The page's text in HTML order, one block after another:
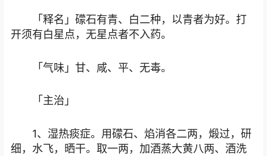
「释名」礞石有青、白二种，以青者为好。打
开须有白星点，无星点者不入药。
「气味」甘、咸、平、无毒。
「主治」
1、湿热痰症。用礞石、焰消各二两，煅过，研
细，水飞，晒干。取一两，加酒蒸大黄八两、酒洗